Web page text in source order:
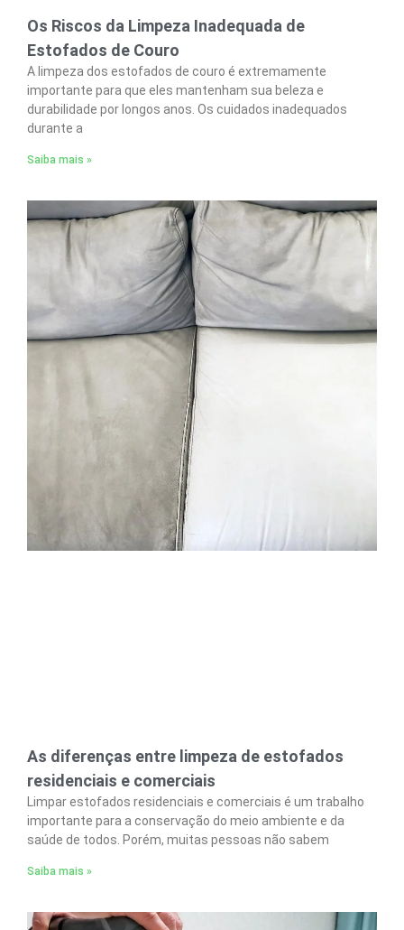
Os Riscos da Limpeza Inadequada de
Estofados de Couro
A limpeza dos estofados de couro é extremamente
importante para que eles mantenham sua beleza e
durabilidade por longos anos. Os cuidados inadequados
durante a
Saiba mais »
As diferenças entre limpeza de estofados
residenciais e comerciais
Limpar estofados residenciais e comerciais é um trabalho
importante para a conservação do meio ambiente e da
saúde de todos. Porém, muitas pessoas não sabem
Saiba mais »